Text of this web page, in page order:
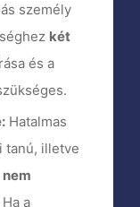
személy
két
és a
Hatalmas
tanú, illetve
nem
Ha a